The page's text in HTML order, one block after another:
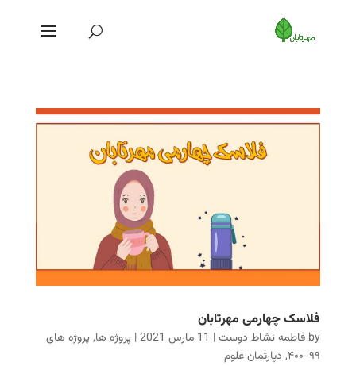
فلاسک چهارمی مهرتابان
by فاطمه نشاط دوست| 11 مارس 2021 | پروژه ها, پروژه های
۹۹-۴۰۰
, دپارتمان علوم